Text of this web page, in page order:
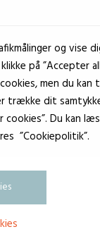
Brun
og vise
på ”Accepter
men du kan
trække dit
Du kan
”Cookiepolitik”.